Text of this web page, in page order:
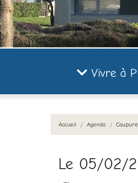
Vivre à
Accueil Agenda
Le 05/02/